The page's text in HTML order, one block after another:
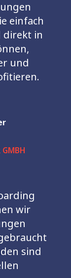
einfach
direkt in
und
GMBH
wir
sind